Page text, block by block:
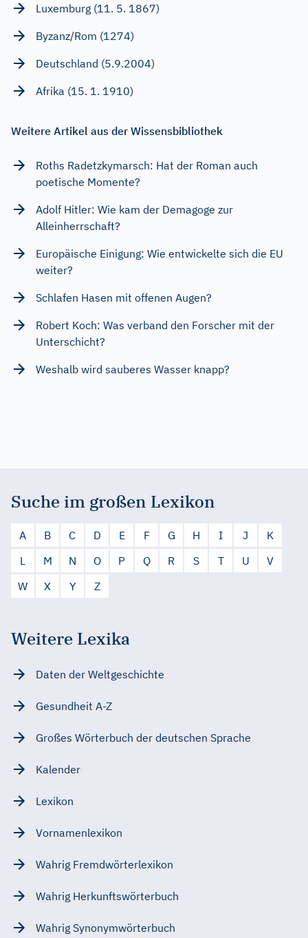
Luxemburg (11. 5. 1867)
Byzanz/Rom (1274)
Deutschland (5.9.2004)
Afrika (15. 1. 1910)
Weitere Artikel aus der Wissensbibliothek
Roths Radetzkymarsch: Hat der Roman auch
poetische Momente?
Adolf Hitler: Wie kam der Demagoge zur
Alleinherrschaft?
Europäische Einigung: Wie entwickelte sich die EU
weiter?
Schlafen Hasen mit offenen Augen?
Robert Koch: Was verband den Forscher mit der
Unterschicht?
Weshalb wird sauberes Wasser knapp?
Suche im großen Lexikon
A B C D E F G H I J
K
L
M N O P Q R S T U
V
W
X Y Z
Weitere Lexika
Daten der Weltgeschichte
Gesundheit A-Z
Großes Wörterbuch der deutschen Sprache
Kalender
Lexikon
Vornamenlexikon
Wahrig Fremdwörterlexikon
Wahrig Herkunftswörterbuch
Wahrig Synonymwörterbuch